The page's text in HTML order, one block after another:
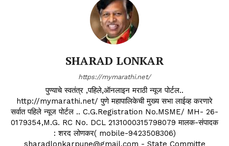
SHARAD LONKAR
https://mymarathi.net/
पुण्याचे स्वतंत्र ,पहिले,ऑनलाइन मराठी न्यूज पोर्टल..
http://mymarathi.net/ पुणे महापालिकेची मुख्य सभा लाईव्ह करणारे
सर्वात पहिले न्यूज पोर्टल .. C.G.Registration No.MSME/ MH- 26-
0179354,M.G. RC No. DCL 2131000315798079 मालक-संपादक
: शरद लोणकर( mobile-9423508306)
sharadlonkarpune@gmail.com - State Committe